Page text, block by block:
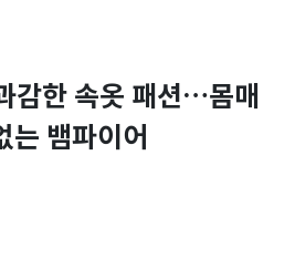
감한 속옷 패션…몸매
는 뱀파이어